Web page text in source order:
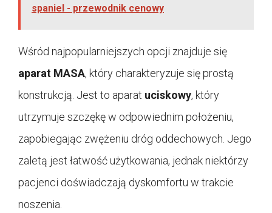
spaniel - przewodnik cenowy
Wśród najpopularniejszych opcji znajduje się
aparat MASA, który charakteryzuje się prostą
konstrukcją. Jest to aparat uciskowy, który
utrzymuje szczękę w odpowiednim położeniu,
zapobiegając zwężeniu dróg oddechowych. Jego
zaletą jest łatwość użytkowania, jednak niektórzy
pacjenci doświadczają dyskomfortu w trakcie
noszenia.